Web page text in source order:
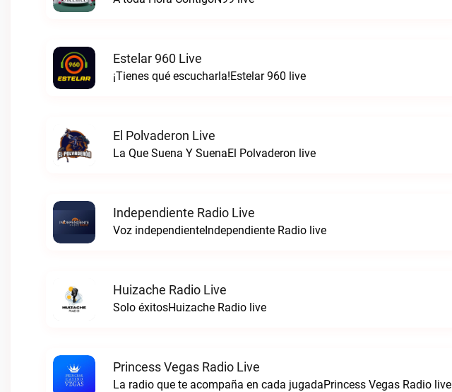
Estelar 960 Live
¡Tienes qué escucharla!Estelar 960 live
El Polvaderon Live
La Que Suena Y SuenaEl Polvaderon live
Independiente Radio Live
Voz independienteIndependiente Radio live
Huizache Radio Live
Solo éxitosHuizache Radio live
Princess Vegas Radio Live
La radio que te acompaña en cada jugadaPrincess Vegas Radio live